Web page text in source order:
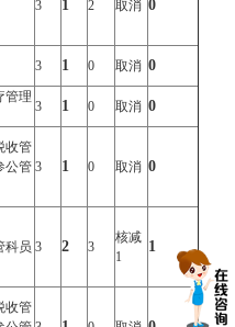
3 1 2 取消 0
3 1 0 取消 0
管理
3 1 0 取消 0
收管
公管 3 1 0 取消 0
科员 3 2 3
核减
1
1
收管